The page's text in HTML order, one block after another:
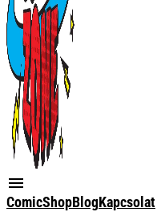
ComicShopBlogKapcsolat